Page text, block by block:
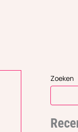
Zoeken